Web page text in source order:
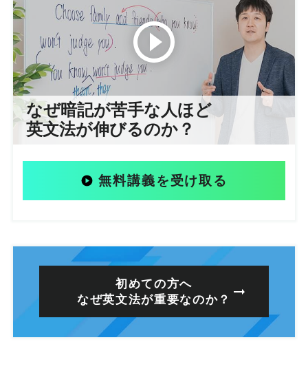
なぜ暗記が苦手な人ほど
英文法が伸びるのか？
無料講義を受け取る
初めての方へ
なぜ英文法が重要なのか？